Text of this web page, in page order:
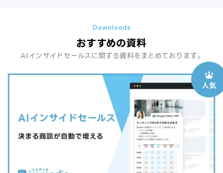
おすすめの資料
AIインサイドセールスに関する資料をまとめております。